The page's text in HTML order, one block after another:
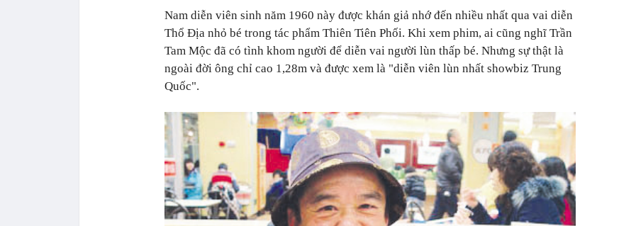
Nam diễn viên sinh năm 1960 này được khán giả nhớ đến nhiều nhất qua vai diễn
Thổ Địa nhỏ bé trong tác phẩm Thiên Tiên Phối. Khi xem phim, ai cũng nghĩ Trần
Tam Mộc đã có tình khom người để diễn vai người lùn thấp bé. Nhưng sự thật là
ngoài đời ông chỉ cao 1,28m và được xem là "diễn viên lùn nhất showbiz Trung
Quốc".